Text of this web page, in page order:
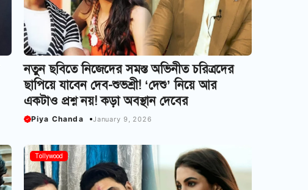
নতুন ছবিতে নিজেদের সমস্ত অভিনীত চরিত্রদের
ছাপিয়ে যাবেন দেব-শুভশ্রী! ‘দেশু’ নিয়ে আর
একটাও প্রশ্ন নয়! কড়া অবস্থান দেবের
Piya Chanda January 9, 2026
Tollywood